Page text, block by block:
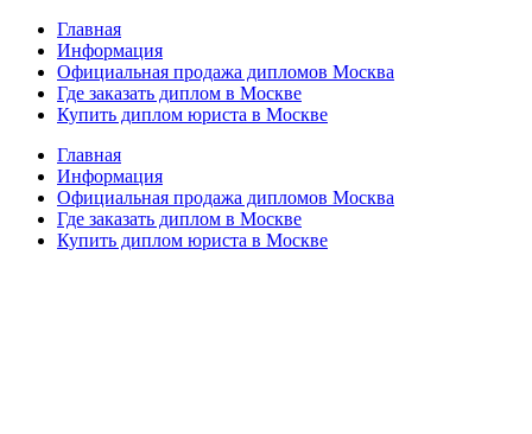
Главная
Информация
Официальная продажа дипломов Москва
Где заказать диплом в Москве
Купить диплом юриста в Москве
Главная
Информация
Официальная продажа дипломов Москва
Где заказать диплом в Москве
Купить диплом юриста в Москве